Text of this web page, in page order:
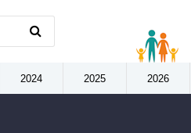
2024 2025 2026